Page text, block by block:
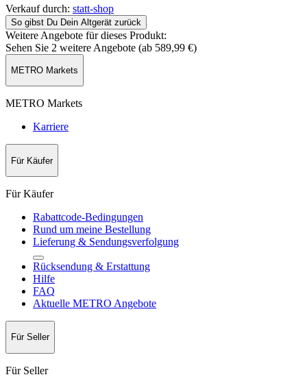
Verkauf durch: statt-shop
So gibst Du Dein Altgerät zurück
Weitere Angebote für dieses Produkt:
Sehen Sie 2 weitere Angebote (ab 589,99 €)
METRO Markets
METRO Markets
Karriere
Für Käufer
Für Käufer
Rabattcode-Bedingungen
Rund um meine Bestellung
Lieferung & Sendungsverfolgung
Rücksendung & Erstattung
Hilfe
FAQ
Aktuelle METRO Angebote
Für Seller
Für Seller